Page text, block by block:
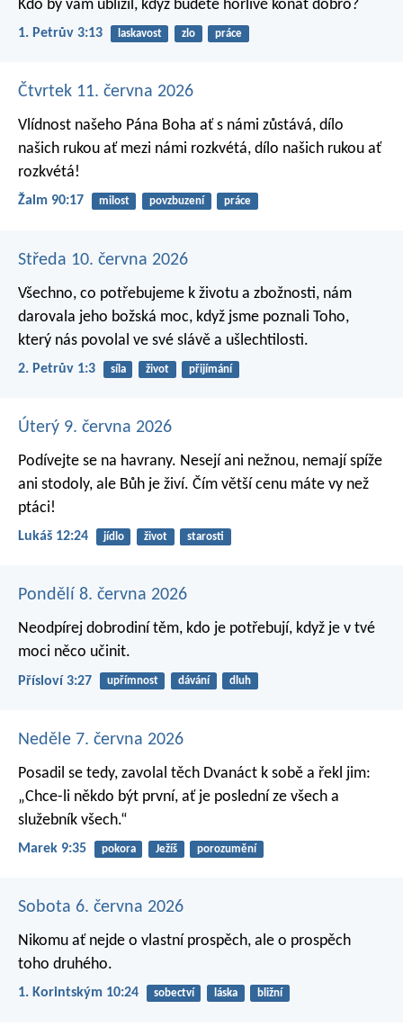
Kdo by vám ublížil, když budete horlivě konat dobro?
1. Petrův 3:13 laskavost zlo práce
Čtvrtek 11. června 2026
Vlídnost našeho Pána Boha ať s námi zůstává, dílo
našich rukou ať mezi námi rozkvétá, dílo našich rukou ať
rozkvétá!
Žalm 90:17 milost povzbuzení práce
Středa 10. června 2026
Všechno, co potřebujeme k životu a zbožnosti, nám
darovala jeho božská moc, když jsme poznali Toho,
který nás povolal ve své slávě a ušlechtilosti.
2. Petrův 1:3 síla život přijímání
Úterý 9. června 2026
Podívejte se na havrany. Nesejí ani nežnou, nemají spíže
ani stodoly, ale Bůh je živí. Čím větší cenu máte vy než
ptáci!
Lukáš 12:24 jídlo život starosti
Pondělí 8. června 2026
Neodpírej dobrodiní těm, kdo je potřebují, když je v tvé
moci něco učinit.
Přísloví 3:27 upřímnost dávání dluh
Neděle 7. června 2026
Posadil se tedy, zavolal těch Dvanáct k sobě a řekl jim:
„Chce-li někdo být první, ať je poslední ze všech a
služebník všech.“
Marek 9:35 pokora Ježíš porozumění
Sobota 6. června 2026
Nikomu ať nejde o vlastní prospěch, ale o prospěch
toho druhého.
1. Korintským 10:24 sobectví láska bližní